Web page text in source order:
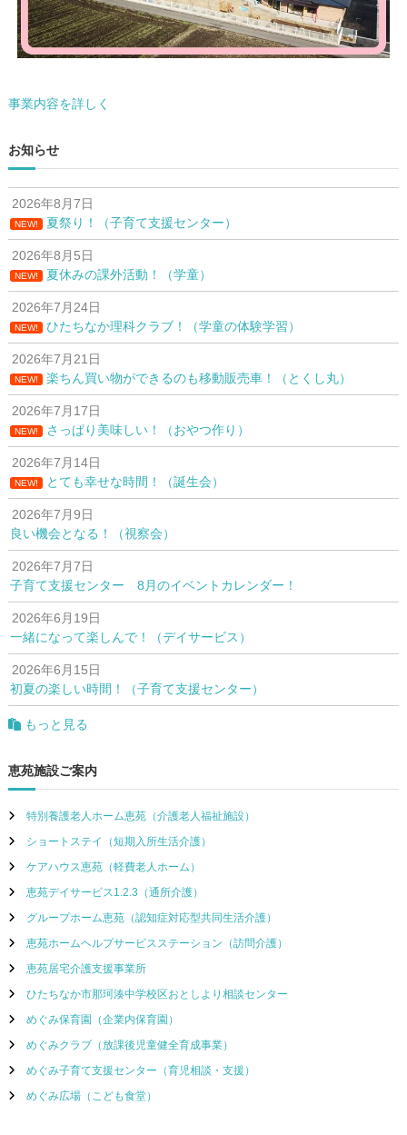
ン
事業内容を詳しく
お知らせ
2026年8月7日
NEW! 夏祭り！（子育て支援センター）
2026年8月5日
NEW! 夏休みの課外活動！（学童）
2026年7月24日
NEW! ひたちなか理科クラブ！（学童の体験学習）
2026年7月21日
NEW! 楽ちん買い物ができるのも移動販売車！（とくし丸）
2026年7月17日
NEW! さっぱり美味しい！（おやつ作り）
2026年7月14日
NEW! とても幸せな時間！（誕生会）
2026年7月9日
良い機会となる！（視察会）
2026年7月7日
子育て支援センター 8月のイベントカレンダー！
2026年6月19日
一緒になって楽しんで！（デイサービス）
2026年6月15日
初夏の楽しい時間！（子育て支援センター）
もっと見る
恵苑施設ご案内
特別養護老人ホーム恵苑（介護老人福祉施設）
ショートステイ（短期入所生活介護）
ケアハウス恵苑（軽費老人ホーム）
恵苑デイサービス1.2.3（通所介護）
グループホーム恵苑（認知症対応型共同生活介護）
恵苑ホームヘルプサービスステーション（訪問介護）
恵苑居宅介護支援事業所
ひたちなか市那珂湊中学校区おとしより相談センター
めぐみ保育園（企業内保育園）
めぐみクラブ（放課後児童健全育成事業）
めぐみ子育て支援センター（育児相談・支援）
めぐみ広場（こども食堂）